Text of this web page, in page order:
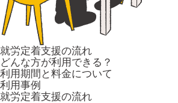
就労定着支援の流れ
どんな方が利用できる？
利用期間と料金について
利用事例
就労定着支援の流れ